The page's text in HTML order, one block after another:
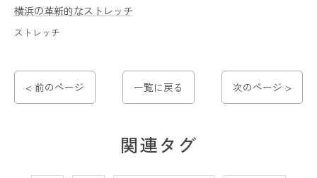
横浜の革新的なストレッチ
ストレッチ
< 前のページ 一覧に戻る 次のページ >
関連タグ